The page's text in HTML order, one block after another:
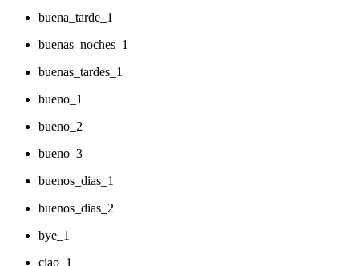
buena_tarde_1
buenas_noches_1
buenas_tardes_1
bueno_1
bueno_2
bueno_3
buenos_dias_1
buenos_dias_2
bye_1
ciao_1